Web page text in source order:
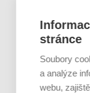
stránce
Soubory
a analýze
webu,